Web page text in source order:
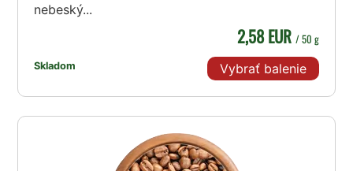
nebeský...
Skladom
2,58 EUR / 50 g
Vybrať balenie